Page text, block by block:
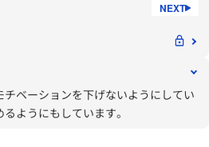
ベーションを下げないようにしてい
ようにもしています。